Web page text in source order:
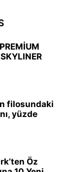
filosundaki
yüzde
Öz